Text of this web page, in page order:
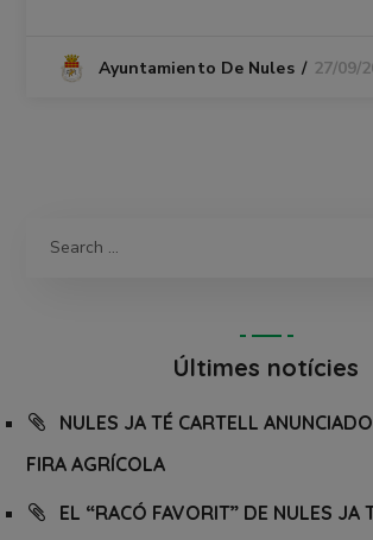
Ayuntamiento De Nules 27/09/
Últimes notícies
NULES JA TÉ CARTELL
FIRA AGRÍCOLA
EL “RACÓ FAVORIT” DE NULES JA